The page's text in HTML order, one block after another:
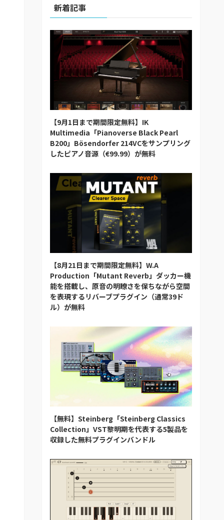
新着記事
【9月1日まで期間限定無料】IK
Multimedia「Pianoverse Black Pearl
B200」Bösendorfer 214VCをサンプリング
したピアノ音源（€99.99）が無料
【8月21日まで期間限定無料】W.A
Production「Mutant Reverb」ダッカー機
能を搭載し、原音の明瞭さを保ちながら空間
を表現するリバーブプラグイン（通常39ド
ル）が無料
【無料】Steinberg「Steinberg Classics
Collection」VST黎明期を代表する5製品を
収録した無料プラグインバンドル